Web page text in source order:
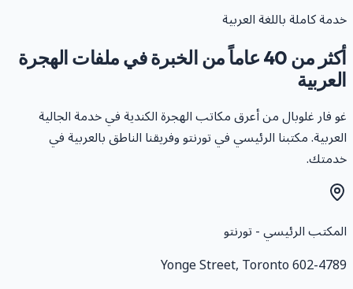
كاملة باللغة العربية
أكثر من 40 عاماً من الخبرة في ملفات الهجرة
فار غلوبال من أعرق مكاتب الهجرة الكندية في خدمة الجالية
مكتبنا الرئيسي في تورنتو وفريقنا الناطق بالعربية في
الرئيسي - تورنتو
602-4789 Yonge
,Toronto